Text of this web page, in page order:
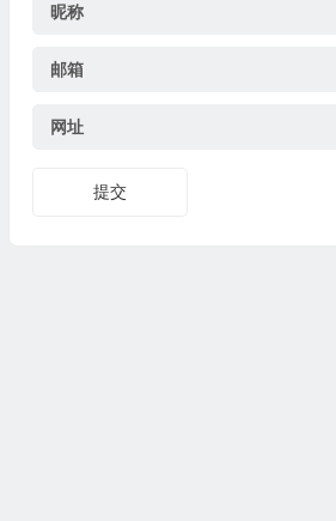
昵称
邮箱
网址
提交